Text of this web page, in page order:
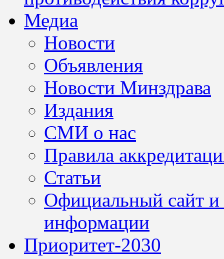
Медиа
Новости
Объявления
Новости Минздрава
Издания
СМИ о нас
Правила
Статьи
Официальный сайт
информации
Приоритет-2030